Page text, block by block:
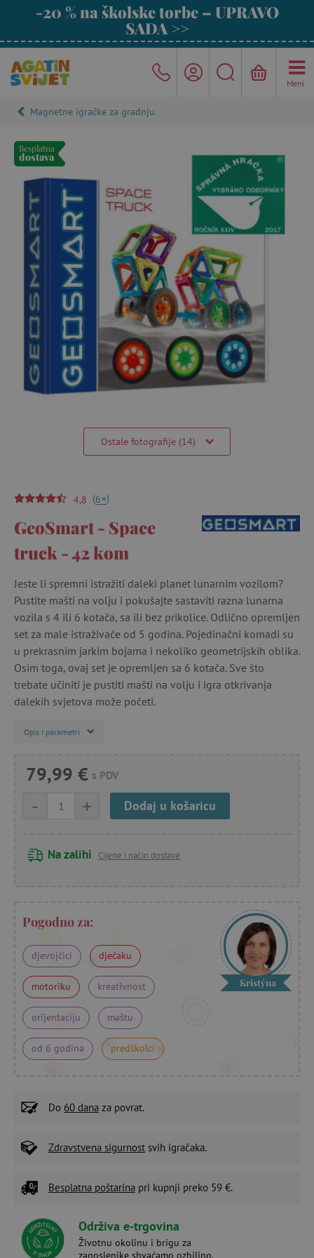
-20 % na školske torbe – UPRAVO
SADA >>
Meni
Magnetne igračke za gradnju
Besplatna
dostava
Ostale fotografije (14)
4,8 (6+)
GeoSmart - Space
truck - 42 kom
Jeste li spremni istražiti daleki planet lunarnim vozilom?
Pustite mašti na volju i pokušajte sastaviti razna lunarna
vozila s 4 ili 6 kotača, sa ili bez prikolice. Odlično opremljen
set za male istraživače od 5 godina. Pojedinačni komadi su
u prekrasnim jarkim bojama i nekoliko geometrijskih oblika.
Osim toga, ovaj set je opremljen sa 6 kotača. Sve što
trebate učiniti je pustiti mašti na volju i igra otkrivanja
dalekih svjetova može početi.
Opis i parametri
79,99 € s PDV
+
- Dodaj u košaricu
Na zalihi Cijene i način dostave
Pogodno za:
djevojčici dječaku
motoriku kreativnost
orijentaciju maštu
od 6 godina predškolci
Kristýna
Do 60 dana za povrat.
Zdravstvena sigurnost svih igračaka.
Besplatna poštarina pri kupnji preko 59 €.
Održiva e-trgovina
Životnu okolinu i brigu za
zaposlenike shvaćamo ozbiljno.